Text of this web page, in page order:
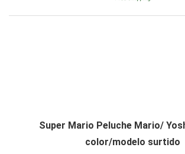
Super Mario Peluche Mario/
color/modelo surtido